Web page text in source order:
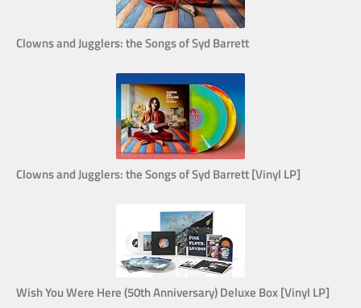
Clowns and Jugglers: the Songs of Syd Barrett
Clowns and Jugglers: the Songs of Syd Barrett [Vinyl LP]
Wish You Were Here (50th Anniversary) Deluxe Box [Vinyl LP]